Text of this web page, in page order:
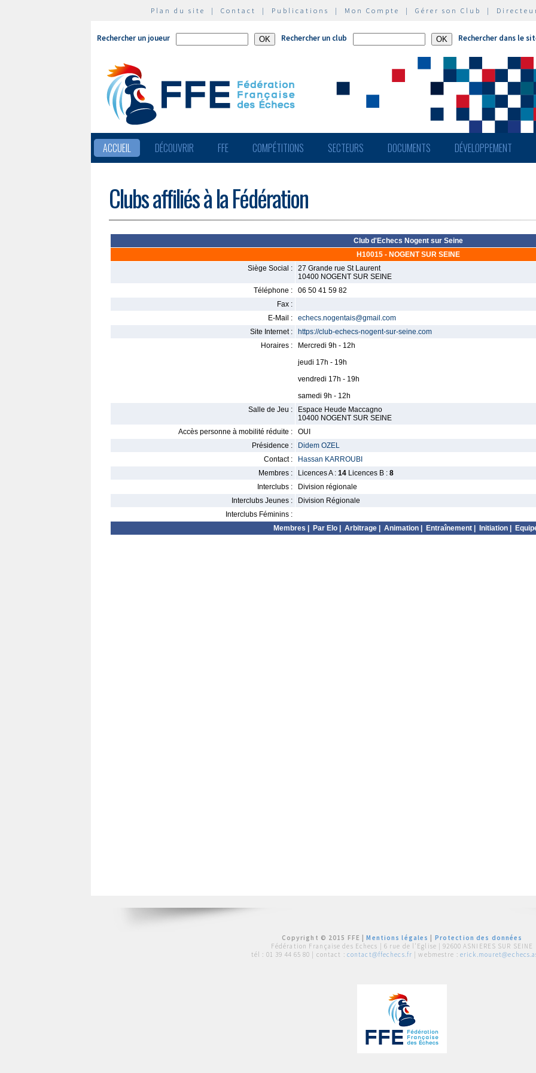
Plan du site | Contact | Publications | Mon Compte | Gérer son Club |
Rechercher un joueur Rechercher un club Rechercher dans le
ACCUEIL DÉCOUVRIR FFE COMPÉTITIONS SECTEURS DOCUMENTS DÉVELOPPEMENT
Clubs affiliés à la Fédération
Club d'Echecs Nogent sur Seine
H10015 - NOGENT SUR SEINE
Siège Social :
27 Grande rue St Laurent
10400 NOGENT SUR SEINE
Téléphone :
06 50 41 59 82
Fax :
E-Mail :
echecs.nogentais@gmail.com
Site Internet :
https://club-echecs-nogent-sur-seine.com
Horaires :
Mercredi 9h - 12h
jeudi 17h - 19h
vendredi 17h - 19h
samedi 9h - 12h
Salle de Jeu :
Espace Heude Maccagno
10400 NOGENT SUR SEINE
Accès personne à mobilité réduite :
OUI
Présidence :
Didem OZEL
Contact :
Hassan KARROUBI
Membres :
Licences A : 14 Licences B : 8
Interclubs :
Division régionale
Interclubs Jeunes :
Division Régionale
Interclubs Féminins :
Membres
Par Elo Arbitrage Animation Entraînement Initiation
Copyright © 2015 FFE |Mentions légales
Protection des données
Fédération Française des Echecs | 6 rue de l'Eglise | 92600 ASNIERES SUR SEINE
tél : 01 39 44 65 80 | contact : contact@ffechecs.fr | webmestre :